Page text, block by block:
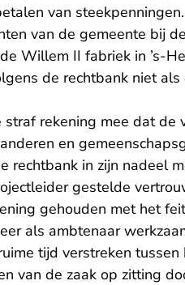
van
van de gemeente bij
Willem II fabriek in ’s-
de rechtbank niet als
rekening mee dat de
en
rechtbank in zijn nadeel
gestelde
gehouden met het
als ambtenaar
tijd verstreken
van de zaak op zitting